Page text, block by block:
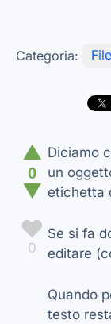
Categoria:
▲
0
▼
♥
0
Diciamo
un
etichetta
Se si fa
editare
Quando
testo